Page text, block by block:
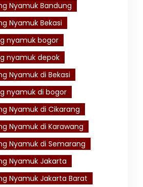
Nyamuk Bandung
Nyamuk Bekasi
nyamuk bogor
nyamuk depok
Nyamuk di Bekasi
nyamuk di bogor
Nyamuk di Cikarang
Nyamuk di Karawang
Nyamuk di Semarang
Nyamuk Jakarta
Nyamuk Jakarta Barat